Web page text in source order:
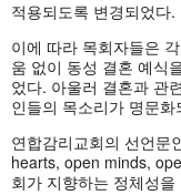
적용되도록 변경되었다.
이에 따라 목회자들은
움 없이 동성 결혼 예식
었다. 아울러 결혼과 관
인들의 목소리가 명문화
연합감리교회의 선언문
hearts, open minds,
회가 지향하는 정체성